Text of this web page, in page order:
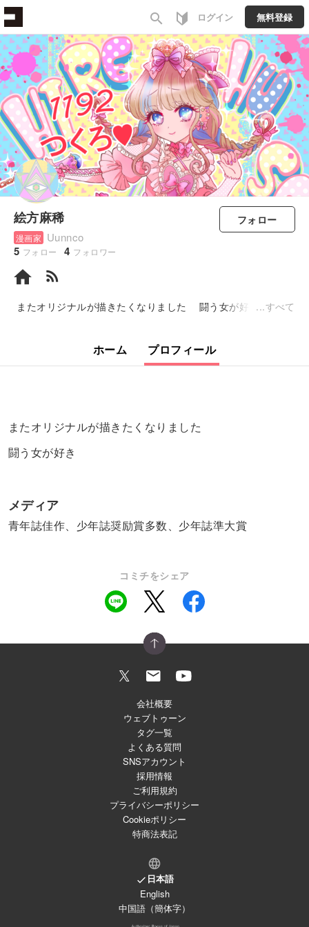
search ログイン 無料登録
絵方麻稀
漫画家 Uunnco
5 フォロー 4 フォロワー
フォロー
rss_feed
またオリジナルが描きたくなりました 闘う女が好きすべて
ホーム プロフィール
またオリジナルが描きたくなりました
闘う女が好き
メディア
青年誌佳作、少年誌奨励賞多数、少年誌準大賞
コミチをシェア
会社概要
ウェブトゥーン
タグ一覧
よくある質問
SNSアカウント
採用情報
ご利用規約
プライバシーポリシー
Cookieポリシー
特商法表記
日本語
English
中国語（簡体字）